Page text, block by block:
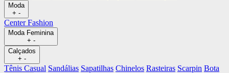
Moda
+ -
Center Fashion
Moda Feminina
+ -
Calçados
+ -
Tênis Casual Sandálias Sapatilhas Chinelos Rasteiras Scarpin Bota